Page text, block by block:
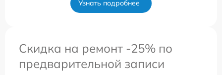
Узнать подробнее
Скидка на ремонт -25% по
предварительной записи